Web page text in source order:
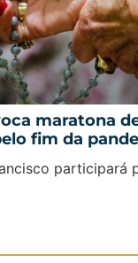
maratona
fim da
participará